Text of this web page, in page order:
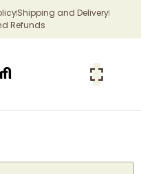
Shipping and Delivery
Refunds